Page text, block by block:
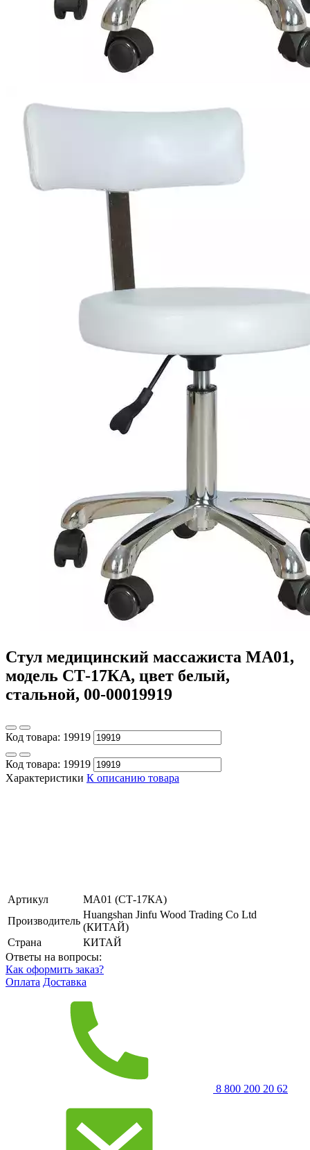
Стул медицинский массажиста МА01,
модель СТ-17КА, цвет белый,
стальной, 00-00019919
Код товара: 19919
Код товара: 19919
Характеристики К описанию товара
Артикул
МА01 (СТ-17КА)
Производитель
Huangshan Jinfu Wood Trading Co Ltd
(КИТАЙ)
Страна
КИТАЙ
Ответы на вопросы:
Как оформить заказ?
Оплата Доставка
8 800 200 20 62